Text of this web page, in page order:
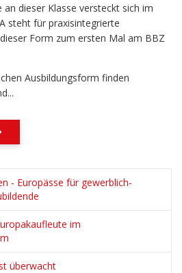
dieser Klasse versteckt sich im
steht für praxisintegrierte
Form zum ersten Mal am BBZ
Ausbildungsform finden
- Europässe für gewerblich-
im
überwacht